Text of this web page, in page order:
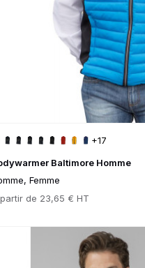
Baltimore Homme
Femme
de 23,65 € HT
+17
to product page